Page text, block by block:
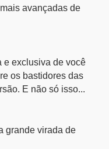
avançadas de
e exclusiva de você
os bastidores das
E não só isso...
grande virada de